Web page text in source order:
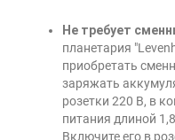
Не требует
планетария
приобретать
заряжать
розетки 220 В, в
питания длиной
Включите его в